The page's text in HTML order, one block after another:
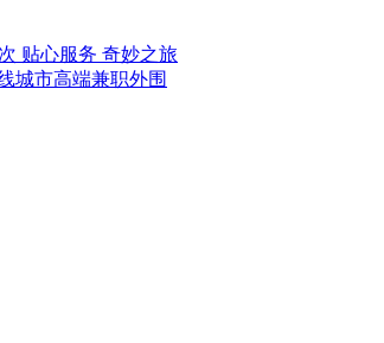
贴心服务 奇妙之旅
城市高端兼职外围